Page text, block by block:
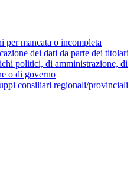
per mancata o incompleta
dei dati da parte dei titolari
politici, di amministrazione, di
o di governo
consiliari regionali/provinciali